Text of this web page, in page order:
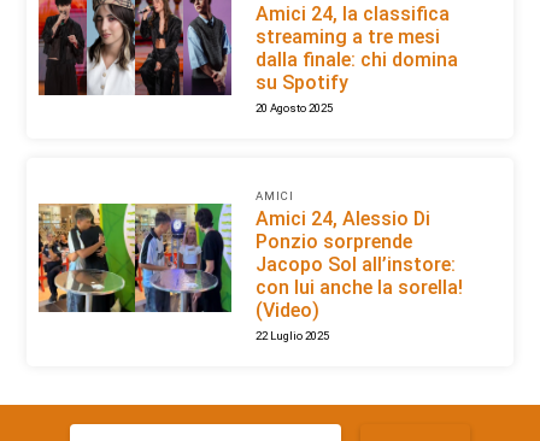
Amici 24, la classifica
streaming a tre mesi
dalla finale: chi domina
su Spotify
20 Agosto 2025
AMICI
Amici 24, Alessio Di
Ponzio sorprende
Jacopo Sol all’instore:
con lui anche la sorella!
(Video)
22 Luglio 2025